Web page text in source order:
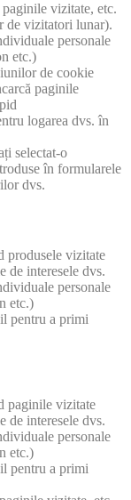
vizitate, etc.
de vizitatori lunar).
personale
etc.)
de cookie
paginile
logarea dvs. în
selectat-o
în formularele
dvs.
produsele vizitate
de interesele dvs.
personale
etc.)
pentru a primi
paginile vizitate
de interesele dvs.
personale
etc.)
pentru a primi